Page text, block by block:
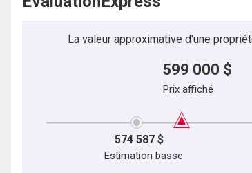
La valeur approximative d'une
599 000 $
Prix affiché
574 587 $
Estimation basse